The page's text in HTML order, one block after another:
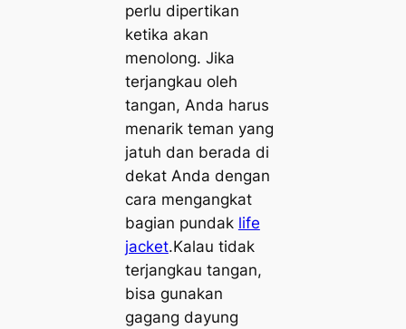
perlu dipertikan
ketika akan
menolong. Jika
terjangkau oleh
tangan, Anda harus
menarik teman yang
jatuh dan berada di
dekat Anda dengan
cara mengangkat
bagian pundak life
jacket.Kalau tidak
terjangkau tangan,
bisa gunakan
gagang dayung